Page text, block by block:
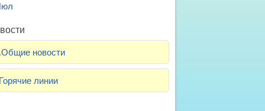
.Общие новости
Горячие линии